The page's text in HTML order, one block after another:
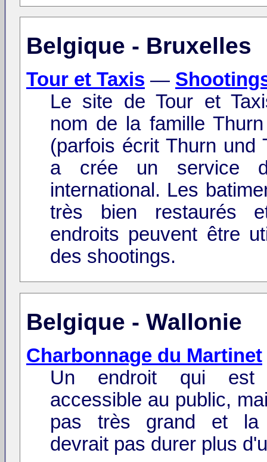
Belgique - Bruxelles
Tour et Taxis —
Le site de Tour et
nom de la famille
(parfois écrit Thurn und
a crée un service
international. Les
très bien restaurés
endroits peuvent être
des shootings.
Belgique - Wallonie
Charbonnage du Martinet
Un endroit qui est
accessible au public,
pas très grand et la
devrait pas durer plus